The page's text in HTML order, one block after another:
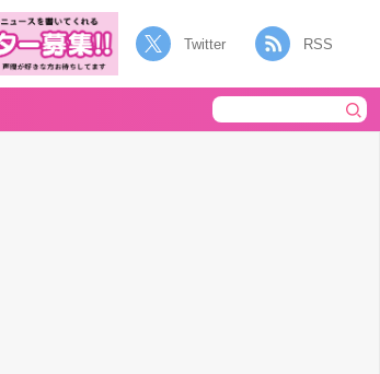
Twitter RSS